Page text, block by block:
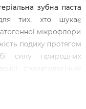
зубна паста
тих, хто шукає
мікрофлори
подиху протягом
силу природних
стоматологічної